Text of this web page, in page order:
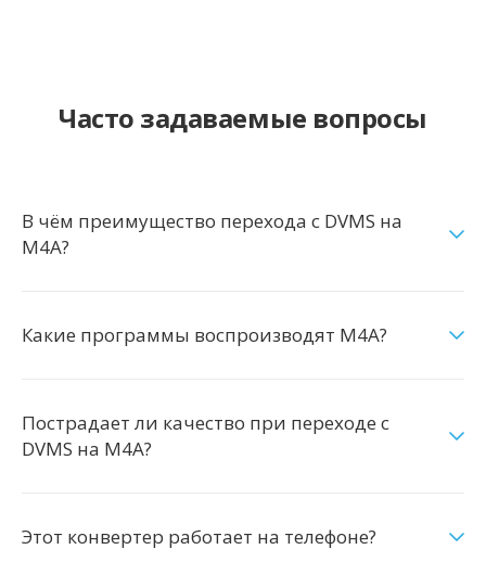
Часто задаваемые вопросы
В чём преимущество перехода с DVMS на
M4A?
Какие программы воспроизводят M4A?
Пострадает ли качество при переходе с
DVMS на M4A?
Этот конвертер работает на телефоне?